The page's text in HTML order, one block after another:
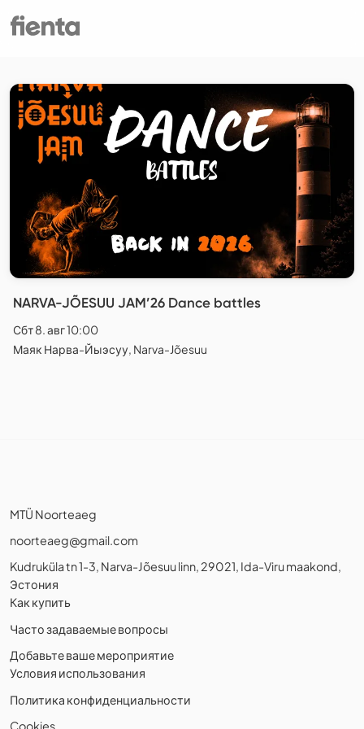
NARVA-JÕESUU JAM’26 Dance battles
Сбт 8. авг 10:00
Маяк Нарва-Йыэсуу, Narva-Jõesuu
MTÜ Noorteaeg
noorteaeg@gmail.com
Kudruküla tn 1-3, Narva-Jõesuu linn, 29021, Ida-Viru maakond,
Эстония
Как купить
Часто задаваемые вопросы
Добавьте ваше мероприятие
Условия использования
Политика конфиденциальности
Cookies